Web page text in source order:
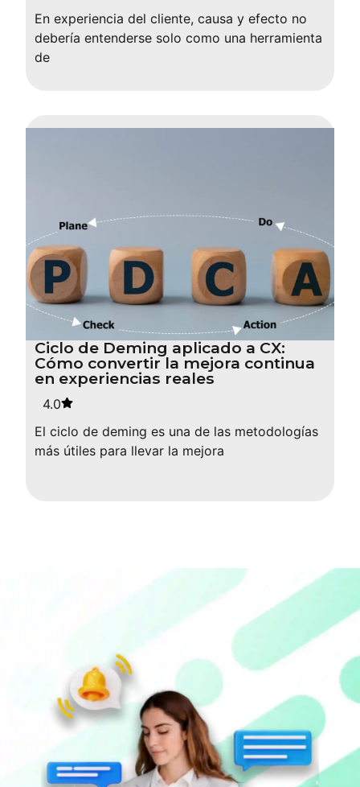
En experiencia del cliente, causa y efecto no
debería entenderse solo como una herramienta
de
Ciclo de Deming aplicado a CX:
Cómo convertir la mejora continua
en experiencias reales
4.0
El ciclo de deming es una de las metodologías
más útiles para llevar la mejora